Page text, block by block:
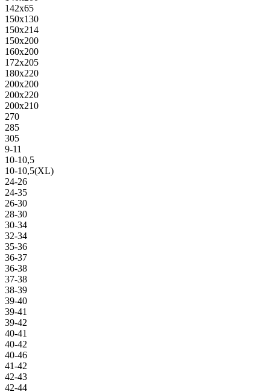
142х65
150х130
150х214
150х200
160х200
172х205
180х220
200х200
200х220
200х210
270
285
305
9-11
10-10,5
10-10,5(XL)
24-26
24-35
26-30
28-30
30-34
32-34
35-36
36-37
36-38
37-38
38-39
39-40
39-41
39-42
40-41
40-42
40-46
41-42
42-43
42-44